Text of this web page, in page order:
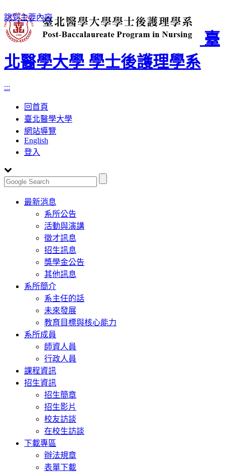
跳到主要內容
臺
北醫學大學 學士後護理學系
:::
回首頁
臺北醫學大學
網站導覽
English
登入
Toggle
navigation
最新消息
系所公告
活動與演講
徵才訊息
招生訊息
獎學金公告
其他訊息
系所簡介
系主任的話
未來發展
教育目標與核心能力
系所成員
師資人員
行政人員
課程資訊
招生資訊
招生簡章
招生影片
校友訪談
在校生訪談
下載專區
辦法規章
表單下載